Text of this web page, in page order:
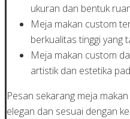
ukuran dan bentuk
Meja makan custom
berkualitas tinggi yang
Meja makan custom
artistik dan estetika
Pesan sekarang meja
elegan dan sesuai dengan